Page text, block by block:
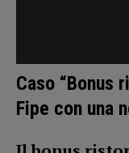
Caso “Bonus
Fipe con una